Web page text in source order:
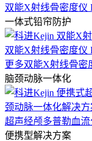
双能X射线骨密度仪
一体式铅帘防护
双能X射线骨密度仪
更多双能X射线骨密
脑颈动脉一体化
超声经颅多普勒血流
便携型解决方案